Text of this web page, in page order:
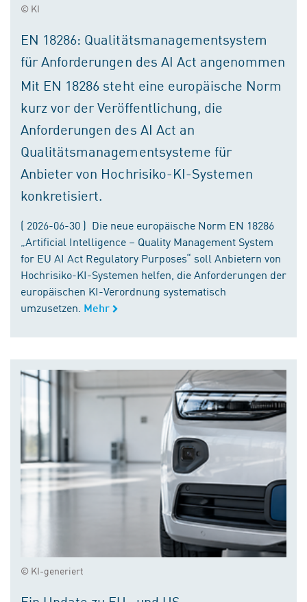
© KI
EN 18286: Qualitätsmanagementsystem
für Anforderungen des AI Act angenommen
Mit EN 18286 steht eine europäische Norm
kurz vor der Veröffentlichung, die
Anforderungen des AI Act an
Qualitätsmanagementsysteme für
Anbieter von Hochrisiko-KI-Systemen
konkretisiert.
( 2026-06-30 ) Die neue europäische Norm EN 18286
„Artificial Intelligence – Quality Management System
for EU AI Act Regulatory Purposes“ soll Anbietern von
Hochrisiko-KI-Systemen helfen, die Anforderungen der
europäischen KI-Verordnung systematisch
umzusetzen. Mehr
© KI-generiert